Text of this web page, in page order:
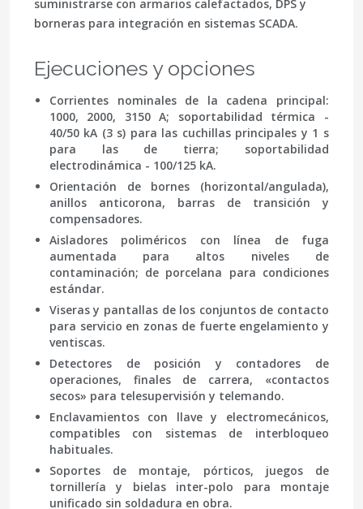
suministrarse con armarios calefactados, DPS y
borneras para integración en sistemas SCADA.
Ejecuciones y opciones
Corrientes nominales de la cadena principal:
1000, 2000, 3150 A; soportabilidad térmica -
40/50 kA (3 s) para las cuchillas principales y 1 s
para las de tierra; soportabilidad
electrodinámica - 100/125 kA.
Orientación de bornes (horizontal/angulada),
anillos anticorona, barras de transición y
compensadores.
Aisladores poliméricos con línea de fuga
aumentada para altos niveles de
contaminación; de porcelana para condiciones
estándar.
Viseras y pantallas de los conjuntos de contacto
para servicio en zonas de fuerte engelamiento y
ventiscas.
Detectores de posición y contadores de
operaciones, finales de carrera, «contactos
secos» para telesupervisión y telemando.
Enclavamientos con llave y electromecánicos,
compatibles con sistemas de interbloqueo
habituales.
Soportes de montaje, pórticos, juegos de
tornillería y bielas inter-polo para montaje
unificado sin soldadura en obra.